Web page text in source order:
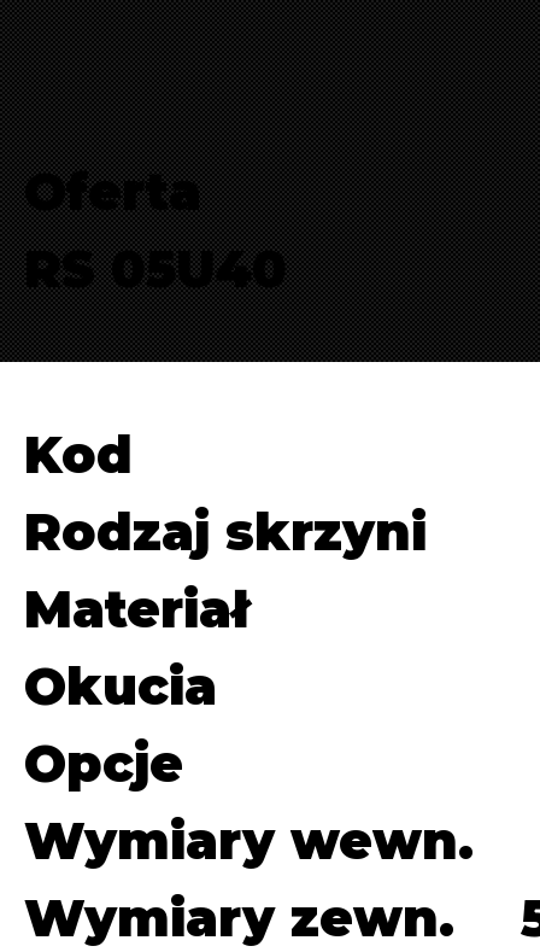
Oferta
RS 05U40
Kod
Rodzaj skrzyni
Materiał
Okucia
Opcje
Wymiary wewn.
Wymiary zewn.